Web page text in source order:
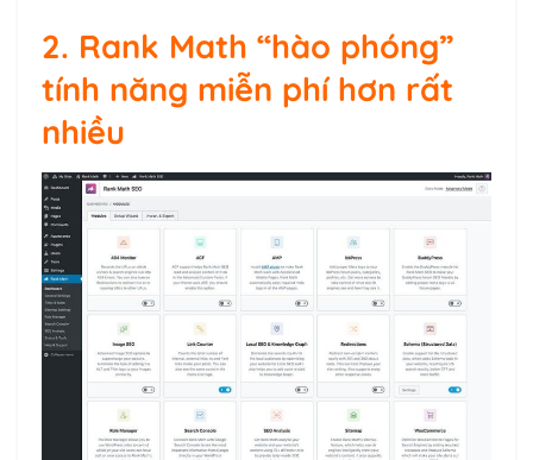
2. Rank Math “hào phóng”
tính năng miễn phí hơn rất
nhiều